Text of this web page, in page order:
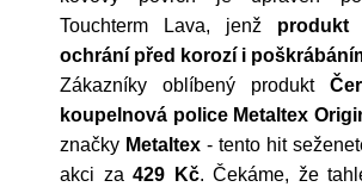
Touchterm Lava, jenž produkt
ochrání před korozí i
Zákazníky oblíbený produkt
koupelnová police Metaltex
značky Metaltex - tento hit
akci za 429 Kč. Čekáme, že